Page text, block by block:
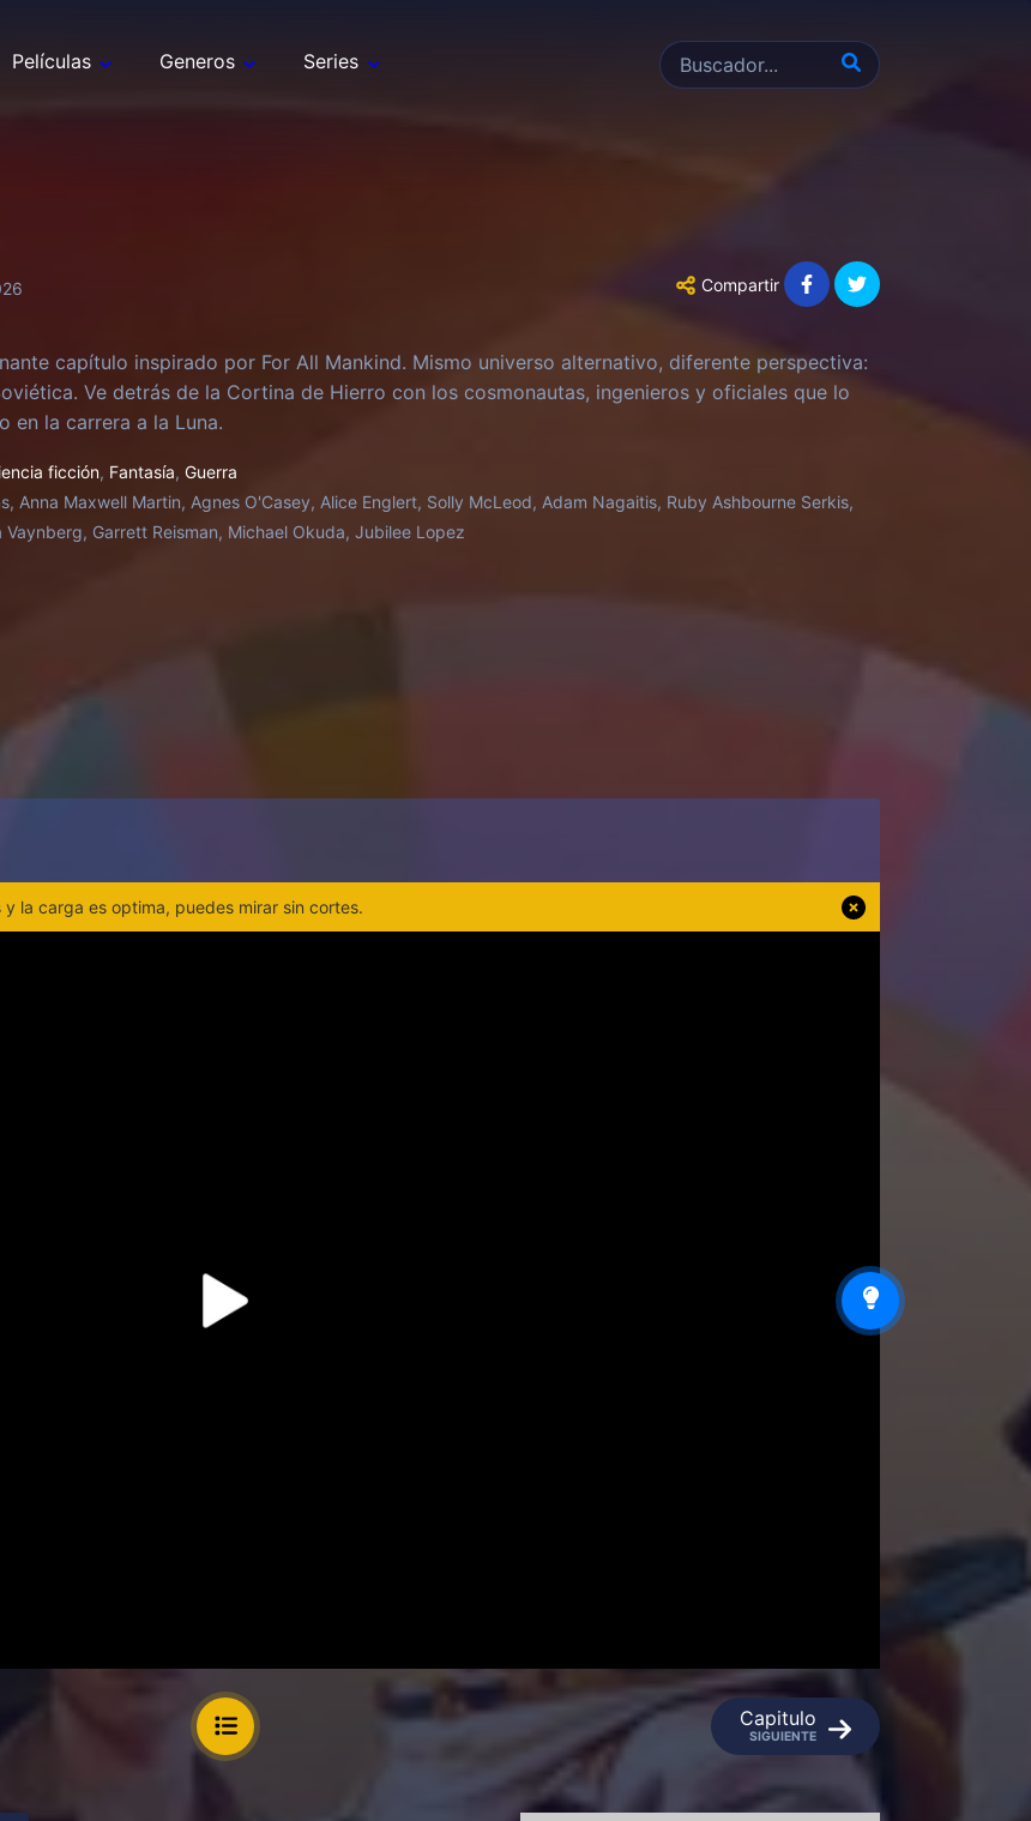
Películas Generos Series
Compartir
capítulo inspirado por For All Mankind. Mismo universo alternativo, diferente perspectiva:
Ve detrás de la Cortina de Hierro con los cosmonautas, ingenieros y oficiales que lo
en la carrera a la Luna.
ficción, Fantasía, Guerra
Anna Maxwell Martin, Agnes O'Casey, Alice Englert, Solly McLeod, Adam Nagaitis, Ruby Ashbourne Serkis,
Garrett Reisman, Michael Okuda, Jubilee Lopez
la carga es optima, puedes mirar sin cortes.
Capitulo
SIGUIENTE